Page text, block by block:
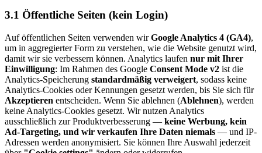
3.1 Öffentliche Seiten (kein Login)
Auf öffentlichen Seiten verwenden wirGoogle Analytics 4 (GA4),
um in aggregierter Form zu verstehen, wie die Website genutzt wird,
damit wir sie verbessern können. Analytics laufen nur mit Ihrer
Einwilligung: Im Rahmen des Google Consent Mode v2 ist die
Analytics-Speicherung standardmäßig verweigert, sodass keine
Analytics-Cookies oder Kennungen gesetzt werden, bis Sie sich für
Akzeptieren entscheiden. Wenn Sie ablehnen (Ablehnen), werden
keine Analytics-Cookies gesetzt. Wir nutzen Analytics
ausschließlich zur Produktverbesserung — keine Werbung, kein
Ad-Targeting, und wir verkaufen Ihre Daten niemals — und IP-
Adressen werden anonymisiert. Sie können Ihre Auswahl jederzeit